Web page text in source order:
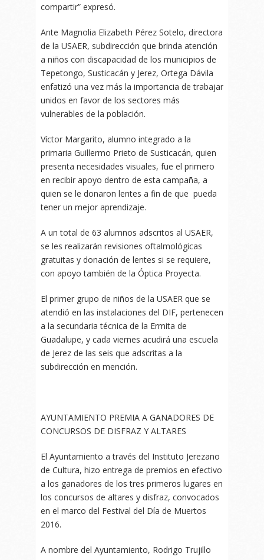
compartir” expresó.
Ante Magnolia Elizabeth Pérez Sotelo, directora
de la USAER, subdirección que brinda atención
a niños con discapacidad de los municipios de
Tepetongo, Susticacán y Jerez, Ortega Dávila
enfatizó una vez más la importancia de trabajar
unidos en favor de los sectores más
vulnerables de la población.
Víctor Margarito, alumno integrado a la
primaria Guillermo Prieto de Susticacán, quien
presenta necesidades visuales, fue el primero
en recibir apoyo dentro de esta campaña, a
quien se le donaron lentes a fin de que pueda
tener un mejor aprendizaje.
A un total de 63 alumnos adscritos al USAER,
se les realizarán revisiones oftalmológicas
gratuitas y donación de lentes si se requiere,
con apoyo también de la Óptica Proyecta.
El primer grupo de niños de la USAER que se
atendió en las instalaciones del DIF, pertenecen
a la secundaria técnica de la Ermita de
Guadalupe, y cada viernes acudirá una escuela
de Jerez de las seis que adscritas a la
subdirección en mención.
AYUNTAMIENTO PREMIA A GANADORES DE
CONCURSOS DE DISFRAZ Y ALTARES
El Ayuntamiento a través del Instituto Jerezano
de Cultura, hizo entrega de premios en efectivo
a los ganadores de los tres primeros lugares en
los concursos de altares y disfraz, convocados
en el marco del Festival del Día de Muertos
2016.
A nombre del Ayuntamiento, Rodrigo Trujillo